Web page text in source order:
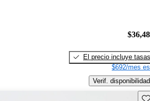
El precio incluye tasas
$692/mes
Verif. disponibilidad